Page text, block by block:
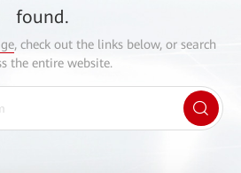
found.
, check out the links below, or search
the entire website.